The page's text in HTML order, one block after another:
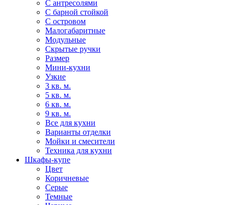
С антресолями
С барной стойкой
С островом
Малогабаритные
Модульные
Скрытые ручки
Размер
Мини-кухни
Узкие
3 кв. м.
5 кв. м.
6 кв. м.
9 кв. м.
Все для кухни
Варианты отделки
Мойки и смесители
Техника для кухни
Шкафы-купе
Цвет
Коричневые
Серые
Темные